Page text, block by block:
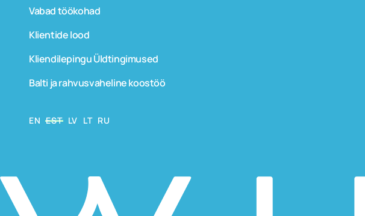
Vabad töökohad
Klientide lood
Kliendilepingu Üldtingimused
Balti ja rahvusvaheline koostöö
EN EST LV LT RU